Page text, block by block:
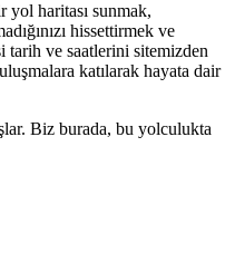
haritası sunmak,
hissettirmek ve
tarih ve saatlerini sitemizden
katılarak hayata dair
Biz burada, bu yolculukta